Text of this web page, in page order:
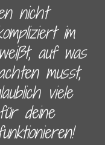
nicht
im
auf was
musst,
viele
deine